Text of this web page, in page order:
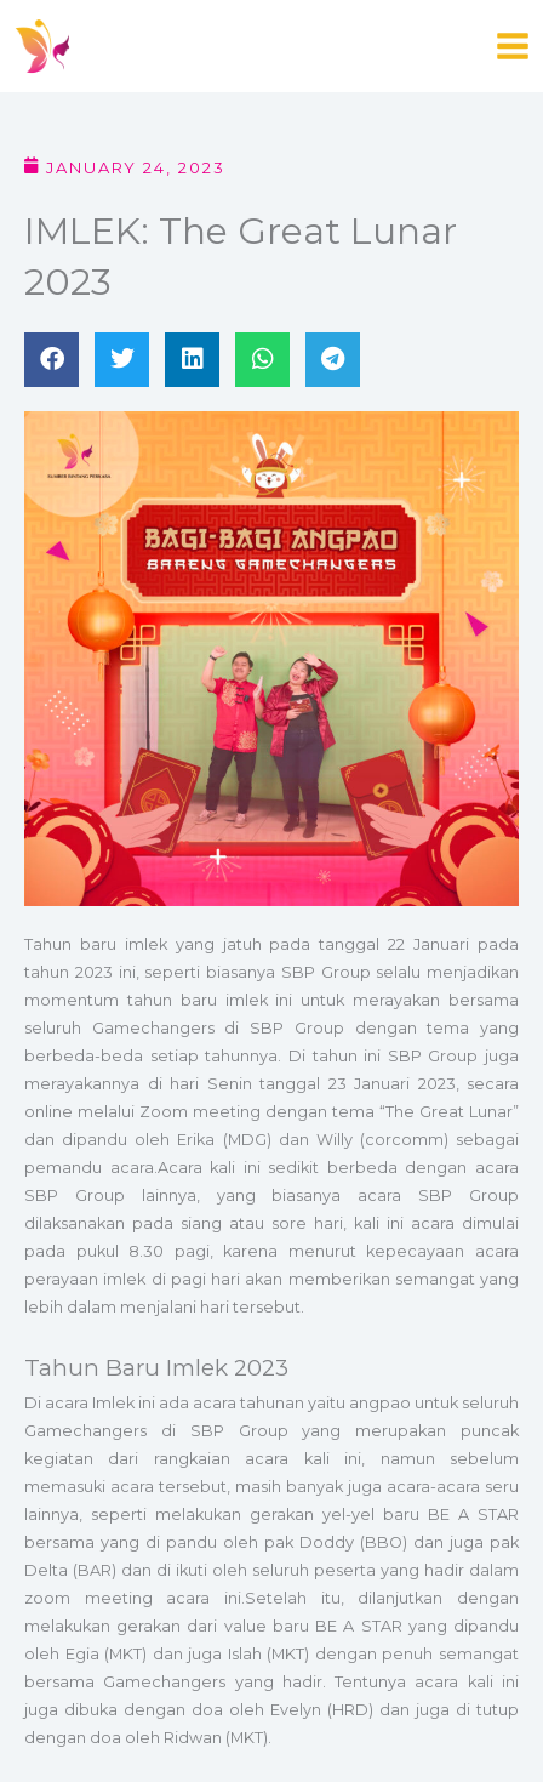
content
JANUARY 24, 2023
IMLEK: The Great Lunar
2023
Tahun baru imlek yang jatuh pada tanggal 22 Januari pada
tahun 2023 ini, seperti biasanya SBP Group selalu menjadikan
momentum tahun baru imlek ini untuk merayakan bersama
seluruh Gamechangers di SBP Group dengan tema yang
berbeda-beda setiap tahunnya. Di tahun ini SBP Group juga
merayakannya di hari Senin tanggal 23 Januari 2023, secara
online melalui Zoom meeting dengan tema “The Great Lunar”
dan dipandu oleh Erika (MDG) dan Willy (corcomm) sebagai
pemandu acara. Acara kali ini sedikit berbeda dengan acara
SBP Group lainnya, yang biasanya acara SBP Group
dilaksanakan pada siang atau sore hari, kali ini acara dimulai
pada pukul 8.30 pagi, karena menurut kepecayaan acara
perayaan imlek di pagi hari akan memberikan semangat yang
lebih dalam menjalani hari tersebut.
Tahun Baru Imlek 2023
Di acara Imlek ini ada acara tahunan yaitu angpao untuk seluruh
Gamechangers di SBP Group yang merupakan puncak
kegiatan dari rangkaian acara kali ini, namun sebelum
memasuki acara tersebut, masih banyak juga acara-acara seru
lainnya, seperti melakukan gerakan yel-yel baru BE A STAR
bersama yang di pandu oleh pak Doddy (BBO) dan juga pak
Delta (BAR) dan di ikuti oleh seluruh peserta yang hadir dalam
zoom meeting acara ini. Setelah itu, dilanjutkan dengan
melakukan gerakan dari value baru BE A STAR yang dipandu
oleh Egia (MKT) dan juga Islah (MKT) dengan penuh semangat
bersama Gamechangers yang hadir. Tentunya acara kali ini
juga dibuka dengan doa oleh Evelyn (HRD) dan juga di tutup
dengan doa oleh Ridwan (MKT).